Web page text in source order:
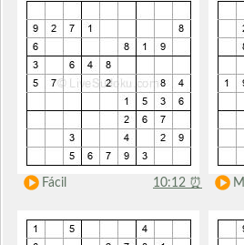
Fácil 10:12 ⏰